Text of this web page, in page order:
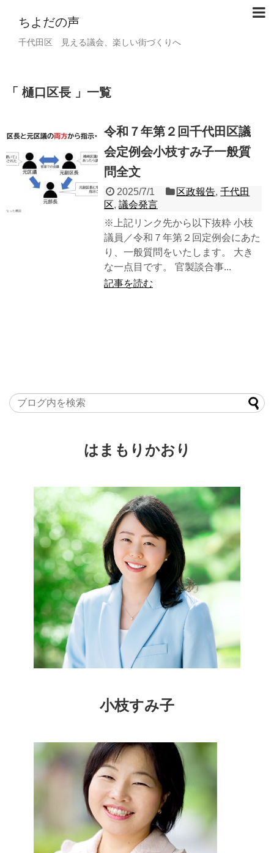
ちよだの声
千代田区 見える議会、楽しい街づくりへ
樋口区長 一覧
令和７年第２回千代田区議
会定例会小枝すみ子一般質
問全文
2025/7/1 区政報告,千代田
区, 議会発言
※上記リンク先から以下抜粋 小枝
議員／令和７年第２回定例会にあた
り、一般質問をいたします。 大き
な一点目です。 官製談合事...
記事を読む
はまもりかおり
小枝すみ子